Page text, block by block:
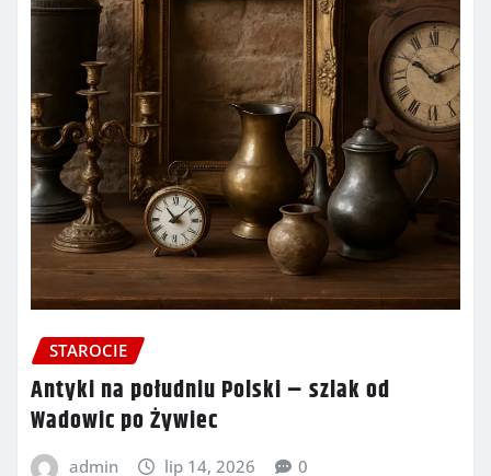
STAROCIE
Antyki na południu Polski – szlak od
Wadowic po Żywiec
admin lip 14, 2026 0